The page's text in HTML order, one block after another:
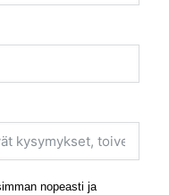
nopeasti ja